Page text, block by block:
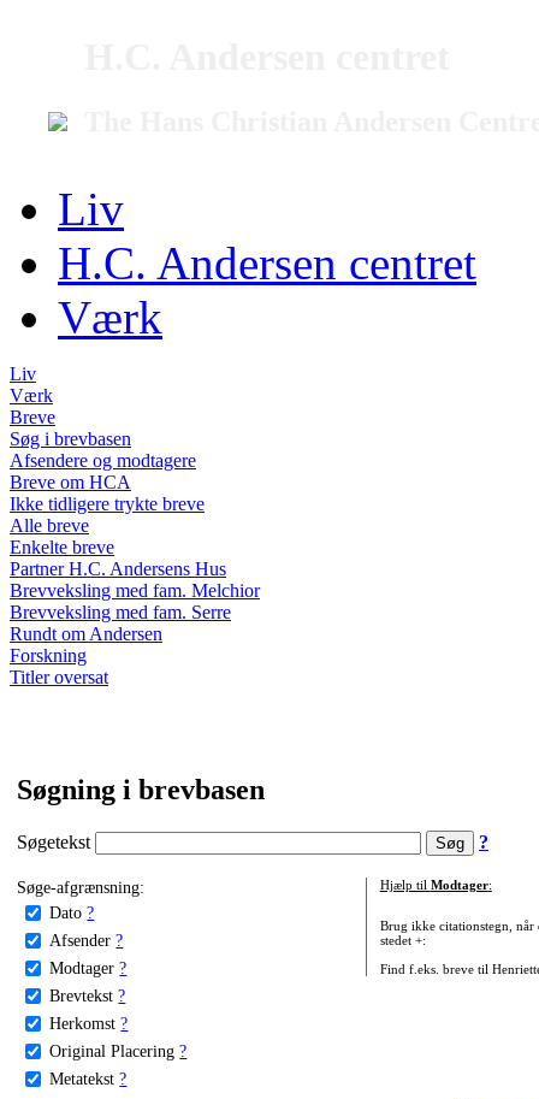
Liv
H.C. Andersen centret
Værk
Liv
Værk
Breve
Søg i brevbasen
Afsendere og modtagere
Breve om HCA
Ikke tidligere trykte breve
Alle breve
Enkelte breve
Partner H.C. Andersens Hus
Brevveksling med fam. Melchior
Brevveksling med fam. Serre
Rundt om Andersen
Forskning
Titler oversat
Søgning i brevbasen
Søgetekst ?
Søge-afgrænsning:
Dato ?
Afsender ?
Modtager ?
Brevtekst ?
Herkomst ?
Original Placering ?
Metatekst ?
Hjælp til Modtager:
Brug ikke citationstegn, når
stedet +:
Find f.eks. breve til